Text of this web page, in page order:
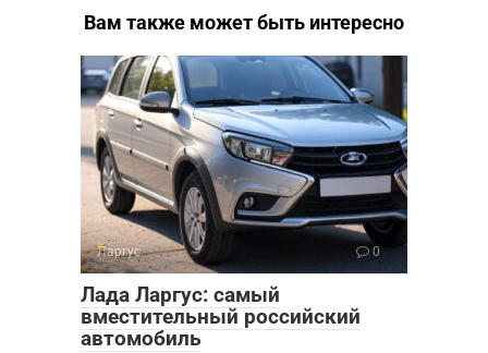
Вам также может быть интересно
Ларгус 0
Лада Ларгус: самый
вместительный российский
автомобиль